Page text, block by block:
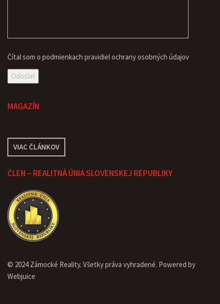
Čítal som o podmienkach pravidielochrany osobných údajov
MAGAZÍN
VIAC ČLÁNKOV
ČLEN – REALITNÁ ÚNIA SLOVENSKEJ REPUBLIKY
© 2024 Zámocké Reality. Všetky práva vyhradené. Powered by
Webjuice